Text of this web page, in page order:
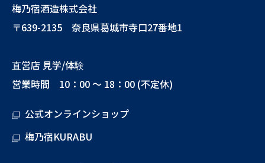
梅乃宿酒造株式会社
〒639-2135 奈良県葛城市寺口27番地1
直営店 見学/体験
営業時間 10：00 ～ 18：00 (不定休)
公式オンラインショップ
梅乃宿KURABU